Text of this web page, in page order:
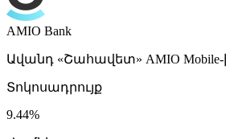
AMIO Bank
Ավանդ «Շահավետ» AMIO Mobile-
Տոկոսադրույք
9.44%